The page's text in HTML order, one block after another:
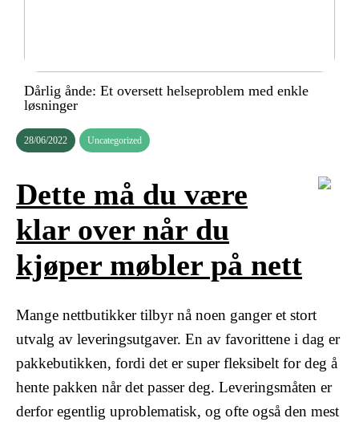
Dårlig ånde: Et oversett helseproblem med enkle
løsninger
28/06/2022 Uncategorized
Dette må du være
klar over når du
kjøper møbler på nett
Mange nettbutikker tilbyr nå noen ganger et stort
utvalg av leveringsutgaver. En av favorittene i dag er
pakkebutikken, fordi det er super fleksibelt for deg å
hente pakken når det passer deg. Leveringsmåten er
derfor egentlig uproblematisk, og ofte også den mest